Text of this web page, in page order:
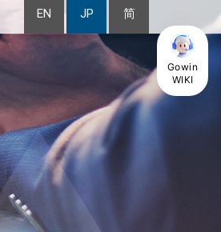
EN JP 简
Gowin
WIKI